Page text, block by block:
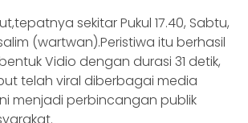
sekitar Pukul 17.40, Sabtu,
(wartwan).Peristiwa itu berhasil
Vidio dengan durasi 31 detik,
telah viral diberbagai media
menjadi perbincangan publik